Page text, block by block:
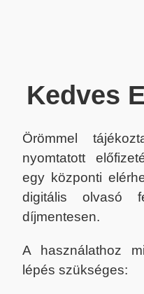
Kedves
Örömmel
nyomtatott
egy központi
digitális olvasó
díjmentesen.
A használathoz
lépés szükséges: